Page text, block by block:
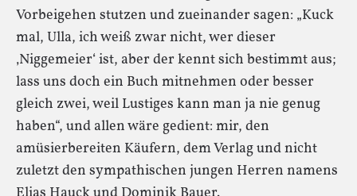
Vorbeigehen stutzen und zueinander sagen: „Kuck
mal, Ulla, ich weiß zwar nicht, wer dieser
‚Niggemeier‘ ist, aber der kennt sich bestimmt aus;
lass uns doch ein Buch mitnehmen oder besser
gleich zwei, weil Lustiges kann man ja nie genug
haben“, und allen wäre gedient: mir, den
amüsierbereiten Käufern, dem Verlag und nicht
zuletzt den sympathischen jungen Herren namens